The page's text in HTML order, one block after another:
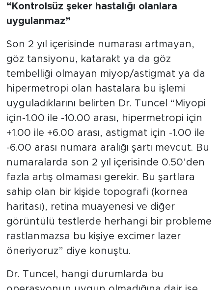
“Kontrolsüz şeker hastalığı olanlara
uygulanmaz”
Son 2 yıl içerisinde numarası artmayan,
göz tansiyonu, katarakt ya da göz
tembelliği olmayan miyop/astigmat ya da
hipermetropi olan hastalara bu işlemi
uyguladıklarını belirten Dr. Tuncel “Miyopi
için-1.00 ile -10.00 arası, hipermetropi için
+1.00 ile +6.00 arası, astigmat için -1.00 ile
-6.00 arası numara aralığı şartı mevcut. Bu
numaralarda son 2 yıl içerisinde 0.50’den
fazla artış olmaması gerekir. Bu şartlara
sahip olan bir kişide topografi (kornea
haritası), retina muayenesi ve diğer
görüntülü testlerde herhangi bir probleme
rastlanmazsa bu kişiye excimer lazer
öneriyoruz” diye konuştu.
Dr. Tuncel, hangi durumlarda bu